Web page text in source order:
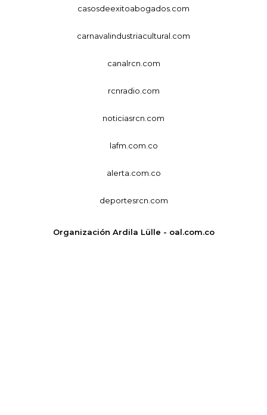
casosdeexitoabogados.com
carnavalindustriacultural.com
canalrcn.com
rcnradio.com
noticiasrcn.com
lafm.com.co
alerta.com.co
deportesrcn.com
Organización Ardila Lülle - oal.com.co